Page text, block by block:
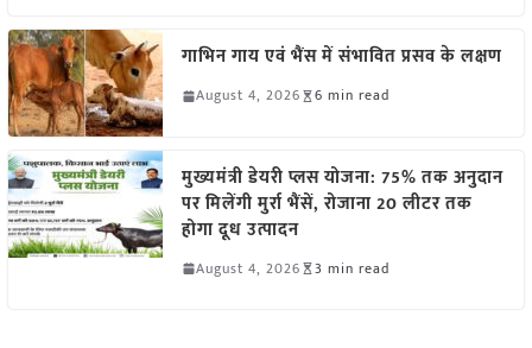
गाभिन गाय एवं भैंस में संभावित प्रसव के लक्षण
August 4, 2026 6 min read
मुख्यमंत्री डेयरी प्लस योजना: 75% तक अनुदान
पर मिलेंगी मुर्रा भैंसें, रोजाना 20 लीटर तक
होगा दूध उत्पादन
August 4, 2026 3 min read